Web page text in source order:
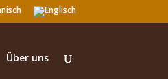
Über uns